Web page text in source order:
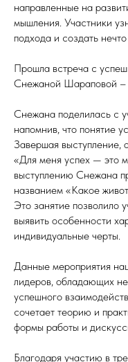
направленные на
мышления. Участники
подхода и создать
Прошла встреча с
Снежаной Шараповой
Снежана поделилась с
напомнив, что понятие
Завершая выступление,
«Для меня успех — это
выступлению Снежана
названием «Какое
Это занятие позволило
выявить особенности
индивидуальные черты.
Данные мероприятия
лидеров, обладающих
успешного
сочетает теорию и
формы работы и
Благодаря участию в